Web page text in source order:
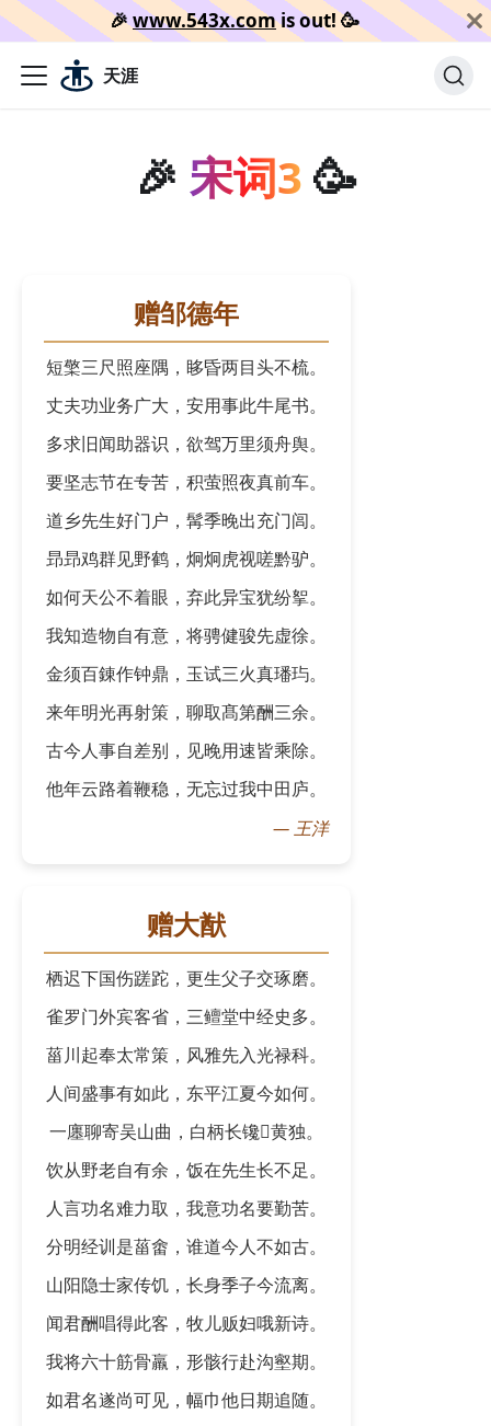
🎉️www.543x.comis out!🥳️
天涯
🎉 宋词3 🥳
赠邹德年
短檠三尺照座隅，眵昏两目头不梳。
丈夫功业务广大，安用事此牛尾书。
多求旧闻助器识，欲驾万里须舟舆。
要坚志节在专苦，积萤照夜真前车。
道乡先生好门户，髯季晚出充门闾。
昻昻鸡群见野鹤，炯炯虎视嗟黔驴。
如何天公不着眼，弃此异宝犹纷挐。
我知造物自有意，将骋健骏先虚徐。
金须百錬作钟鼎，玉试三火真璠玙。
来年明光再射策，聊取髙第酬三余。
古今人事自差别，见晚用速皆乘除。
他年云路着鞭稳，无忘过我中田庐。
—王洋
赠大猷
栖迟下国伤蹉跎，更生父子交琢磨。
雀罗门外宾客省，三鳣堂中经史多。
菑川起奉太常策，风雅先入光禄科。
人间盛事有如此，东平江夏今如何。
一廛聊寄吴山曲，白柄长镵𣃁黄独。
饮从野老自有余，饭在先生长不足。
人言功名难力取，我意功名要勤苦。
分明经训是菑畬，谁道今人不如古。
山阳隐士家传饥，长身季子今流离。
闻君酬唱得此客，牧儿贩妇哦新诗。
我将六十筋骨羸，形骸行赴沟壑期。
如君名遂尚可见，幅巾他日期追随。